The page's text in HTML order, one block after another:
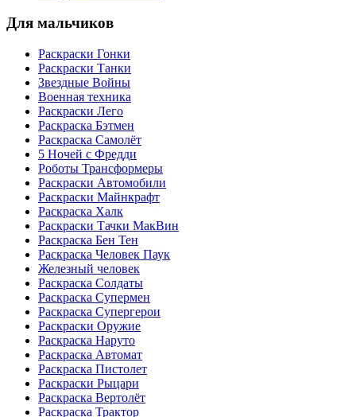
Для мальчиков
Раскраски Гонки
Раскраски Танки
Звездные Войны
Военная техника
Раскраски Лего
Раскраска Бэтмен
Раскраска Самолёт
5 Ночей с Фредди
Роботы Трансформеры
Раскраски Автомобили
Раскраски Майнкрафт
Раскраска Халк
Раскраски Тачки МакВин
Раскраска Бен Тен
Раскраска Человек Паук
Железный человек
Раскраска Солдаты
Раскраска Супермен
Раскраска Супергерои
Раскраски Оружие
Раскраска Наруто
Раскраска Автомат
Раскраска Пистолет
Раскраски Рыцари
Раскраска Вертолёт
Раскраска Трактор